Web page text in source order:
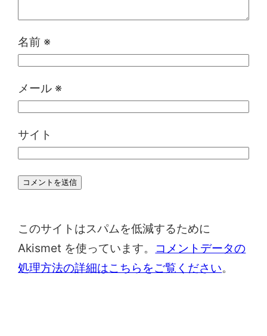
名前 ※
メール ※
サイト
このサイトはスパムを低減するために
Akismet を使っています。
コメントデータの
処理方法の詳細はこちらをご覧ください。